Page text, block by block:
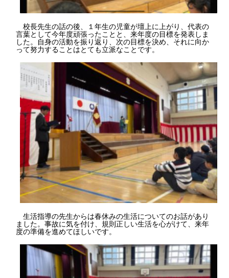
校長先生の話の後、１年生の児童が壇上に上がり、代表の
言葉として今年度頑張ったことと、来年度の目標を発表しま
した。自身の活動を振り返り、次の目標を決め、それに向か
って努力することはとても立派なことです。
生活指導の先生からは春休みの生活についてのお話があり
ました。事故に気を付け、規則正しい生活を心がけて、来年
度の準備を進めてほしいです。